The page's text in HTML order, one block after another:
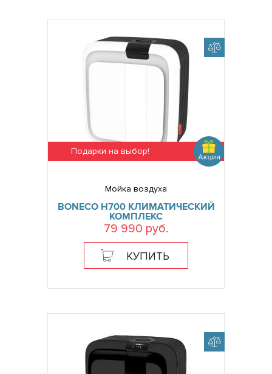
Подарки на выбор!
Мойка воздуха
BONECO H700 КЛИМАТИЧЕСКИЙ
КОМПЛЕКС
79 990 руб.
КУПИТЬ